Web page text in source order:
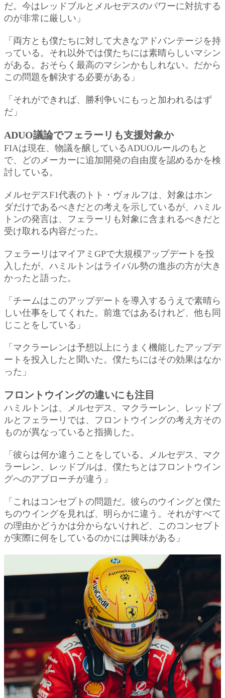
だ。今はレッドブルとメルセデスのパワーに対抗する
のが非常に厳しい」
「両方とも僕たちに対して大きなアドバンテージを持
っている。それ以外では僕たちには素晴らしいマシン
がある。おそらく最高のマシンかもしれない。だから
この問題を解決する必要がある」
「それができれば、勝利争いにもっと加われるはず
だ」
ADUO議論でフェラーリも支援対象か
FIAは現在、物議を醸しているADUOルールのもと
で、どのメーカーに追加開発の自由度を認めるかを検
討している。
メルセデスF1代表のトト・ヴォルフは、対象はホン
ダだけであるべきだとの考えを示しているが、ハミル
トンの発言は、フェラーリも対象に含まれるべきだと
受け取れる内容だった。
フェラーリはマイアミGPで大規模アップデートを投
入したが、ハミルトンはライバル勢の進歩の方が大き
かったと語った。
「チームはこのアップデートを導入するうえで素晴ら
しい仕事をしてくれた。前進ではあるけれど、他も同
じことをしている」
「マクラーレンは予想以上にうまく機能したアップデ
ートを投入したと聞いた。僕たちにはその効果はなか
った」
フロントウイングの違いにも注目
ハミルトンは、メルセデス、マクラーレン、レッドブ
ルとフェラーリでは、フロントウイングの考え方その
ものが異なっていると指摘した。
「彼らは何か違うことをしている。メルセデス、マク
ラーレン、レッドブルは、僕たちとはフロントウイン
グへのアプローチが違う」
「これはコンセプトの問題だ。彼らのウイングと僕た
ちのウイングを見れば、明らかに違う。それがすべて
の理由かどうかは分からないけれど、このコンセプト
が実際に何をしているのかには興味がある」